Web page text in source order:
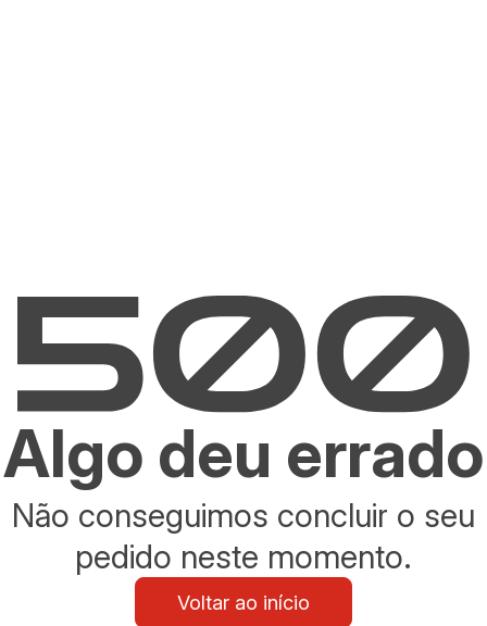
Algo deu errado
Não conseguimos concluir o seu
pedido neste momento.
Voltar ao início